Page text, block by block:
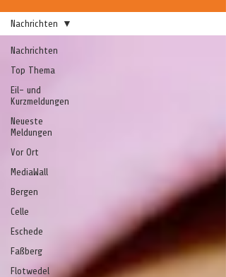
Nachrichten
Top Thema
Eil- und
Kurzmeldungen
Neueste
Meldungen
Vor Ort
MediaWall
Bergen
Celle
Eschede
Faßberg
Flotwedel
Nachrichten